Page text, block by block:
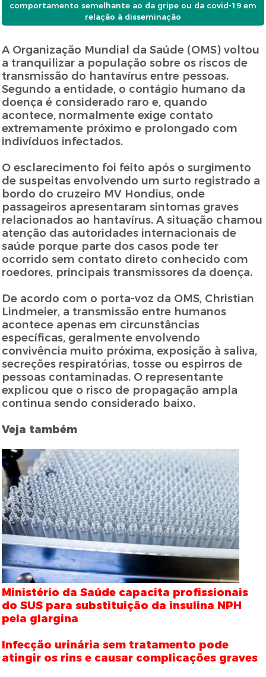
comportamento semelhante ao da gripe ou da covid-19 em
relação à disseminação
A Organização Mundial da Saúde (OMS) voltou
a tranquilizar a população sobre os riscos de
transmissão do hantavírus entre pessoas.
Segundo a entidade, o contágio humano da
doença é considerado raro e, quando
acontece, normalmente exige contato
extremamente próximo e prolongado com
indivíduos infectados.
O esclarecimento foi feito após o surgimento
de suspeitas envolvendo um surto registrado a
bordo do cruzeiro MV Hondius, onde
passageiros apresentaram sintomas graves
relacionados ao hantavírus. A situação chamou
atenção das autoridades internacionais de
saúde porque parte dos casos pode ter
ocorrido sem contato direto conhecido com
roedores, principais transmissores da doença.
De acordo com o porta-voz da OMS, Christian
Lindmeier, a transmissão entre humanos
acontece apenas em circunstâncias
específicas, geralmente envolvendo
convivência muito próxima, exposição à saliva,
secreções respiratórias, tosse ou espirros de
pessoas contaminadas. O representante
explicou que o risco de propagação ampla
continua sendo considerado baixo.
Veja também
Ministério da Saúde capacita profissionais
do SUS para substituição da insulina NPH
pela glargina
Infecção urinária sem tratamento pode
atingir os rins e causar complicações graves